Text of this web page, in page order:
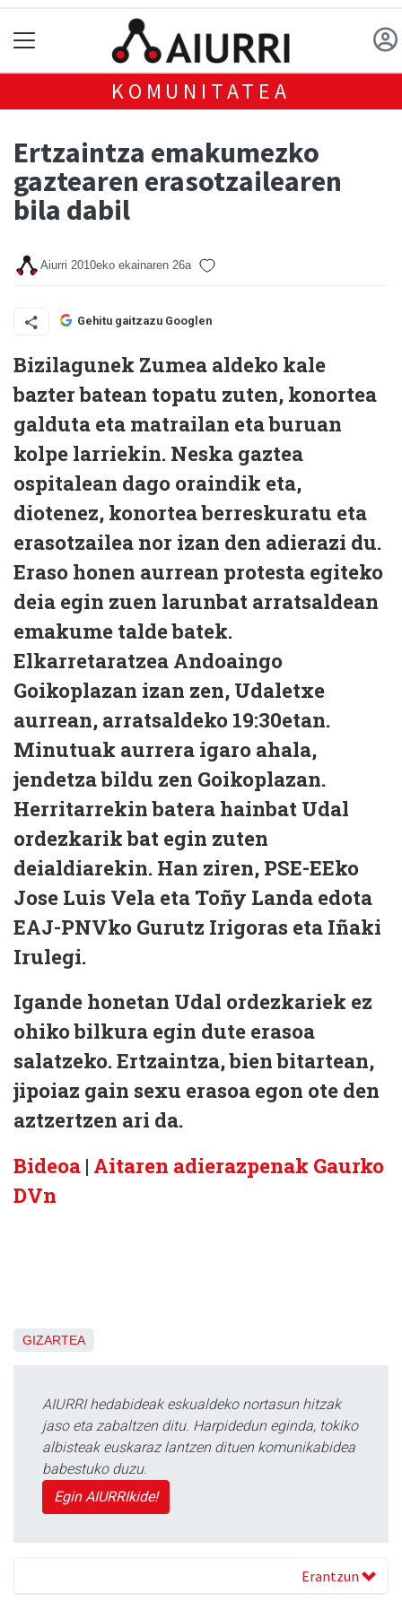
KOMUNITATEA
Ertzaintza emakumezko
gaztearen erasotzailearen
bila dabil
Aiurri 2010eko ekainaren 26a
Gehitu gaitzazu Googlen
Bizilagunek Zumea aldeko kale
bazter batean topatu zuten, konortea
galduta eta matrailan eta buruan
kolpe larriekin. Neska gaztea
ospitalean dago oraindik eta,
diotenez, konortea berreskuratu eta
erasotzailea nor izan den adierazi du.
Eraso honen aurrean protesta egiteko
deia egin zuen larunbat arratsaldean
emakume talde batek.
Elkarretaratzea Andoaingo
Goikoplazan izan zen, Udaletxe
aurrean, arratsaldeko 19:30etan.
Minutuak aurrera igaro ahala,
jendetza bildu zen Goikoplazan.
Herritarrekin batera hainbat Udal
ordezkarik bat egin zuten
deialdiarekin. Han ziren, PSE-EEko
Jose Luis Vela eta Toñy Landa edota
EAJ-PNVko Gurutz Irigoras eta Iñaki
Irulegi.
Igande honetan Udal ordezkariek ez
ohiko bilkura egin dute erasoa
salatzeko. Ertzaintza, bien bitartean,
jipoiaz gain sexu erasoa egon ote den
aztzertzen ari da.
Bideoa | Aitaren adierazpenak Gaurko
DVn
GIZARTEA
AIURRI hedabideak eskualdeko nortasun hitzak
jaso eta zabaltzen ditu. Harpidedun eginda, tokiko
albisteak euskaraz lantzen dituen komunikabidea
babestuko duzu.
Egin AIURRIkide!
Erantzun